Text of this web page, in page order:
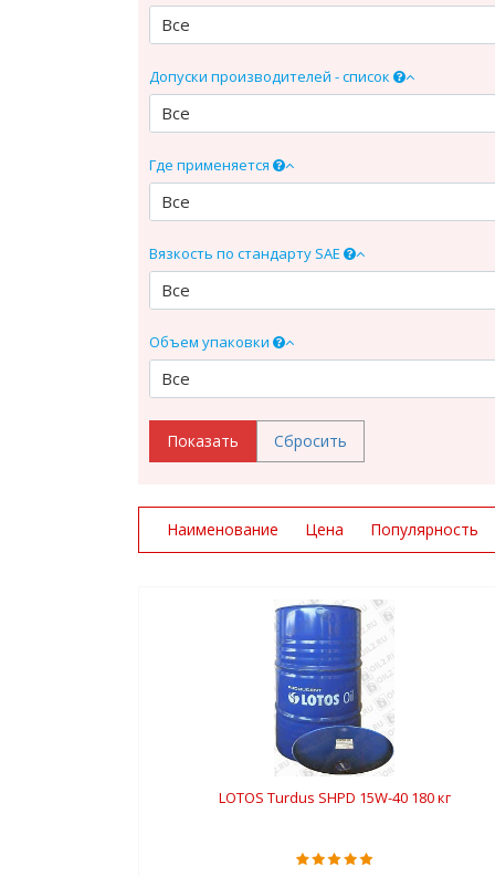
Все
Допуски производителей - список
Все
Где применяется
Все
Вязкость по стандарту SAE
Все
Объем упаковки
Все
Наименование Цена Популярность
LOTOS Turdus SHPD 15W-40 180 кг